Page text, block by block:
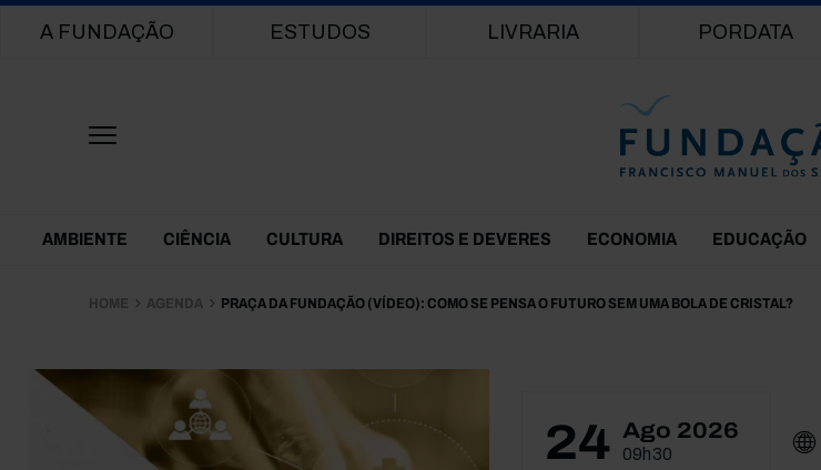
Main navigation
A FUNDAÇÃO ESTUDOS LIVRARIA PORDATA
Themes Menu
AMBIENTE CIÊNCIA CULTURA DIREITOS E DEVERES ECONOMIA EDUCAÇÃO
HOME AGENDA PRAÇA DA FUNDAÇÃO (VÍDEO): COMO SE PENSA O FUTURO SEM UMA BOLA DE CRISTAL?
24 Ago 2026
09h30